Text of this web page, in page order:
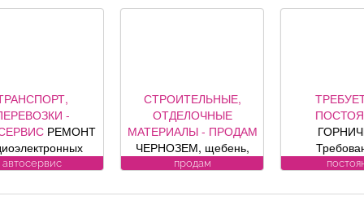
ОТДЕЛОЧНЫЕ
- ПРОДАМ
щебень,
песок, уголь, торф,
под заказ,
продам
ТРЕБУЕТСЯ -
ПОСТОЯННО
ГОРНИЧНАЯ
Требования к
кандидату: без опыта
-Влажная и сухая
постоянно
ВОДИТЕЛИ